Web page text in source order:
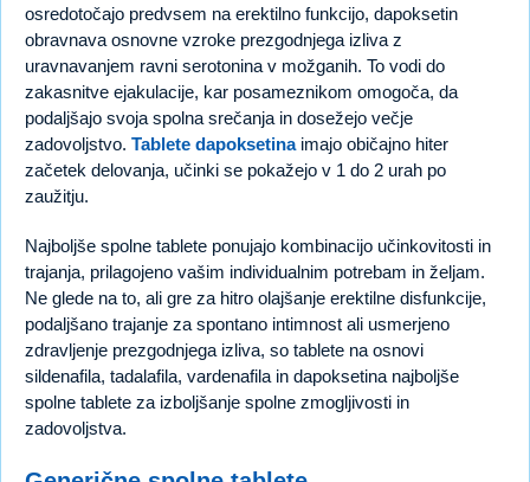
osredotočajo predvsem na erektilno funkcijo, dapoksetin
obravnava osnovne vzroke prezgodnjega izliva z
uravnavanjem ravni serotonina v možganih. To vodi do
zakasnitve ejakulacije, kar posameznikom omogoča, da
podaljšajo svoja spolna srečanja in dosežejo večje
zadovoljstvo. Tablete dapoksetinaimajo običajno hiter
začetek delovanja, učinki se pokažejo v 1 do 2 urah po
zaužitju.
Najboljše spolne tablete ponujajo kombinacijo učinkovitosti in
trajanja, prilagojeno vašim individualnim potrebam in željam.
Ne glede na to, ali gre za hitro olajšanje erektilne disfunkcije,
podaljšano trajanje za spontano intimnost ali usmerjeno
zdravljenje prezgodnjega izliva, so tablete na osnovi
sildenafila, tadalafila, vardenafila in dapoksetina najboljše
spolne tablete za izboljšanje spolne zmogljivosti in
zadovoljstva.